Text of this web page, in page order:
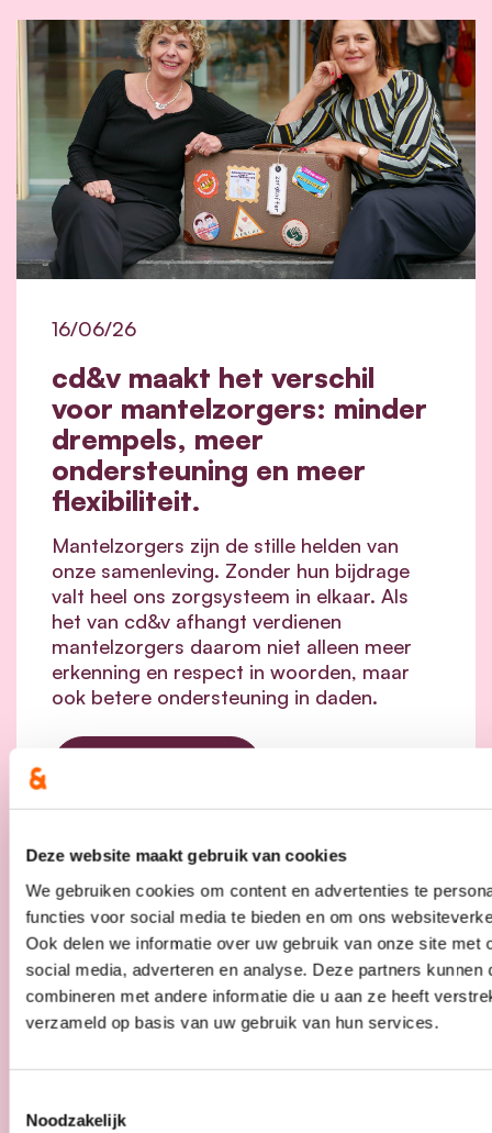
Deze website maakt gebruik van cookies
We gebruiken cookies om content en advertenties te
functies voor social media te bieden en om ons
Ook delen we informatie over uw gebruik van onze site met
social media, adverteren en analyse. Deze partners kunnen
combineren met andere informatie die u aan ze heeft
verzameld op basis van uw gebruik van hun services.
Noodzakelijk
cd&v maakt het verschil
voor mantelzorgers: minder
drempels, meer
ondersteuning en meer
flexibiliteit.
16/06/26
Mantelzorgers zijn de stille helden van
onze samenleving. Zonder hun bijdrage
valt heel ons zorgsysteem in elkaar. Als
het van cd&v afhangt verdienen
mantelzorgers daarom niet alleen meer
erkenning en respect in woorden, maar
ook betere ondersteuning in daden.